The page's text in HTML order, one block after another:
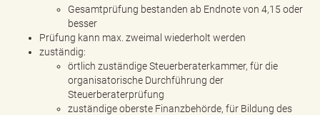
Gesamtprüfung bestanden ab Endnote von 4,15 oder
besser
Prüfung kann max. zweimal wiederholt werden
zuständig:
örtlich zuständige Steuerberaterkammer, für die
organisatorische Durchführung der
Steuerberaterprüfung
zuständige oberste Finanzbehörde, für Bildung des